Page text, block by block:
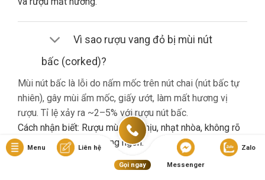
Vì sao rượu vang đỏ bị mùi nút
bấc (corked)?
Mùi nút bấc là lỗi do nấm mốc trên nút chai (nút bấc tự
nhiên), gây mùi ẩm mốc, giấy ướt, làm mất hương vị
rượu. Tỉ lệ xảy ra ~2–5% với rượu nút bấc.
Cách nhận biết: Rượu mùi khó chịu, nhạt nhòa, không rõ
hương trái cây dù là vang ngon.
Nếu gặp lỗi này, bạn nên liên hệ cửa hàng đổi trả (nếu có
Menu Liên hệ
Gọi ngay Messenger
Zalo